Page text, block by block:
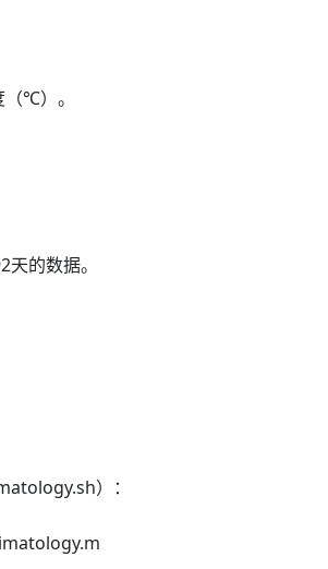
℃）。
的数据。
）：